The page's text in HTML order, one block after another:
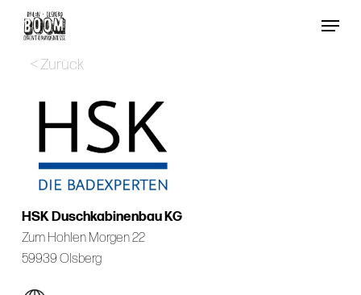
Menu
< Zurück
HSK Duschkabinenbau KG
Zum Hohlen Morgen 22
59939 Olsberg